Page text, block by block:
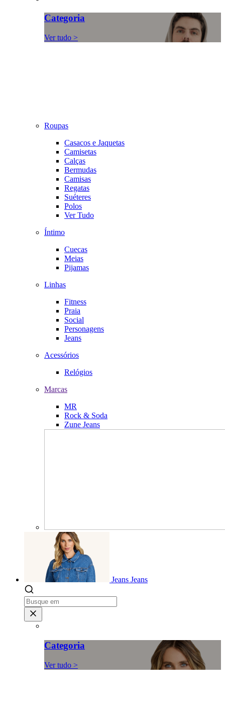
Categoria
Ver tudo >
Roupas
Casacos e Jaquetas
Camisetas
Calças
Bermudas
Camisas
Regatas
Suéteres
Polos
Ver Tudo
Íntimo
Cuecas
Meias
Pijamas
Linhas
Fitness
Praia
Social
Personagens
Jeans
Acessórios
Relógios
Marcas
MR
Rock & Soda
Zune Jeans
Jeans Jeans
Categoria
Ver tudo >